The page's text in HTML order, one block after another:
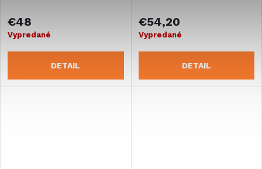
€48
Vypredané
DETAIL
€54,20
Vypredané
DETAIL